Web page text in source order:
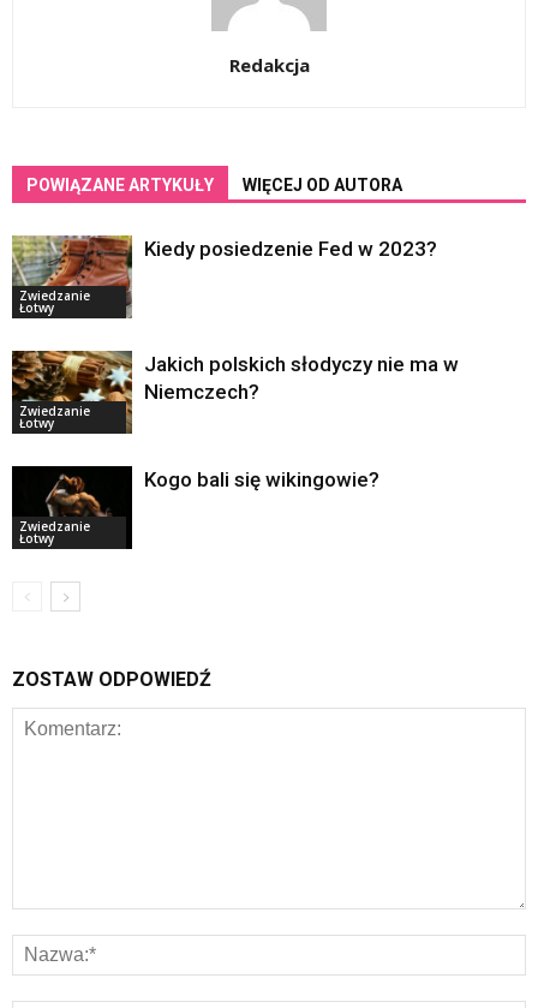
Redakcja
POWIĄZANE ARTYKUŁY WIĘCEJ OD AUTORA
Zwiedzanie
Łotwy
Kiedy posiedzenie Fed w 2023?
Zwiedzanie
Łotwy
Jakich polskich słodyczy nie ma w
Niemczech?
Zwiedzanie
Łotwy
Kogo bali się wikingowie?
ZOSTAW ODPOWIEDŹ